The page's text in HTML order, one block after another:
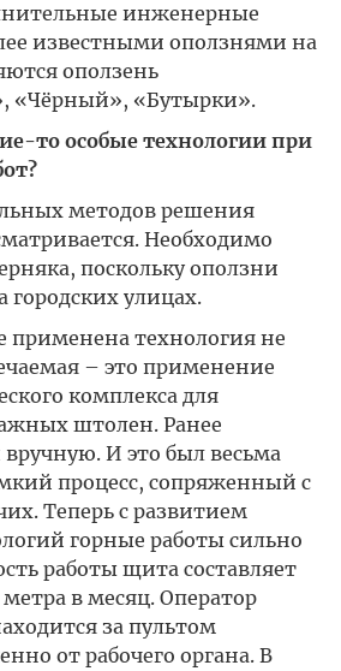
инженерные
известными оползнями на
оползень
«Чёрный», «Бутырки».
то особые технологии при
методов решения
Необходимо
поскольку оползни
городских улицах.
применена технология не
– это применение
комплекса для
штолен. Ранее
И это был весьма
процесс, сопряженный с
Теперь с развитием
горные работы сильно
работы щита составляет
в месяц. Оператор
за пультом
от рабочего органа. В